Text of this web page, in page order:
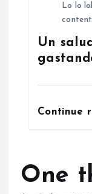
Lo lo
Un
Continue
One